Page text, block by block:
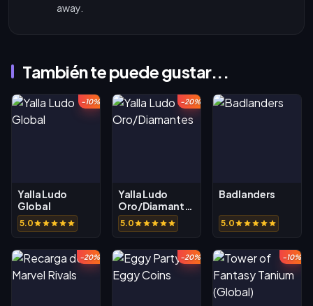
away.
También te puede gustar...
-10%
Yalla Ludo
Global
5.0
-20%
Yalla Ludo
5.0
Badlanders
5.0
-20% -20% -10%